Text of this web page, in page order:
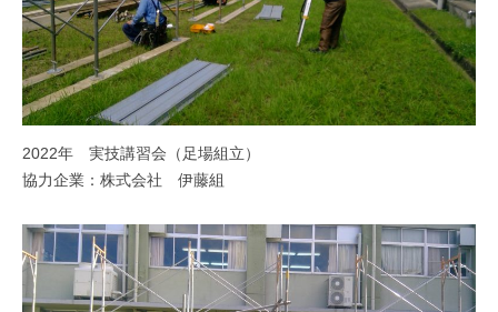
2022年 実技講習会（足場組立）
協力企業：株式会社 伊藤組